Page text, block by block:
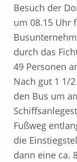
Besuch der
um 08.15 Uhr
durch das
49 Personen
Nach gut 1 1/
den Bus um
Fußweg
die
dann eine ca.